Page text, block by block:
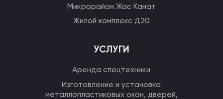
Микрорайон Жас Канат
Жилой комплекс Д20
УСЛУГИ
Аренда спецтехники
Изготовление и установка
металлопластиковых окон, дверей,